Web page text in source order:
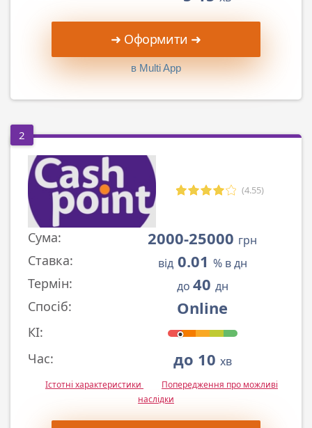
➜ Оформити ➜
в Multi App
2
(4.55)
Сума: 2000-25000 грн
Ставка: від0.01 % в дн
Термін: до 40 дн
Спосіб: Online
КІ:
Час:
до 10 хв
Істотні характеристики
Попередження про можливі
наслідки